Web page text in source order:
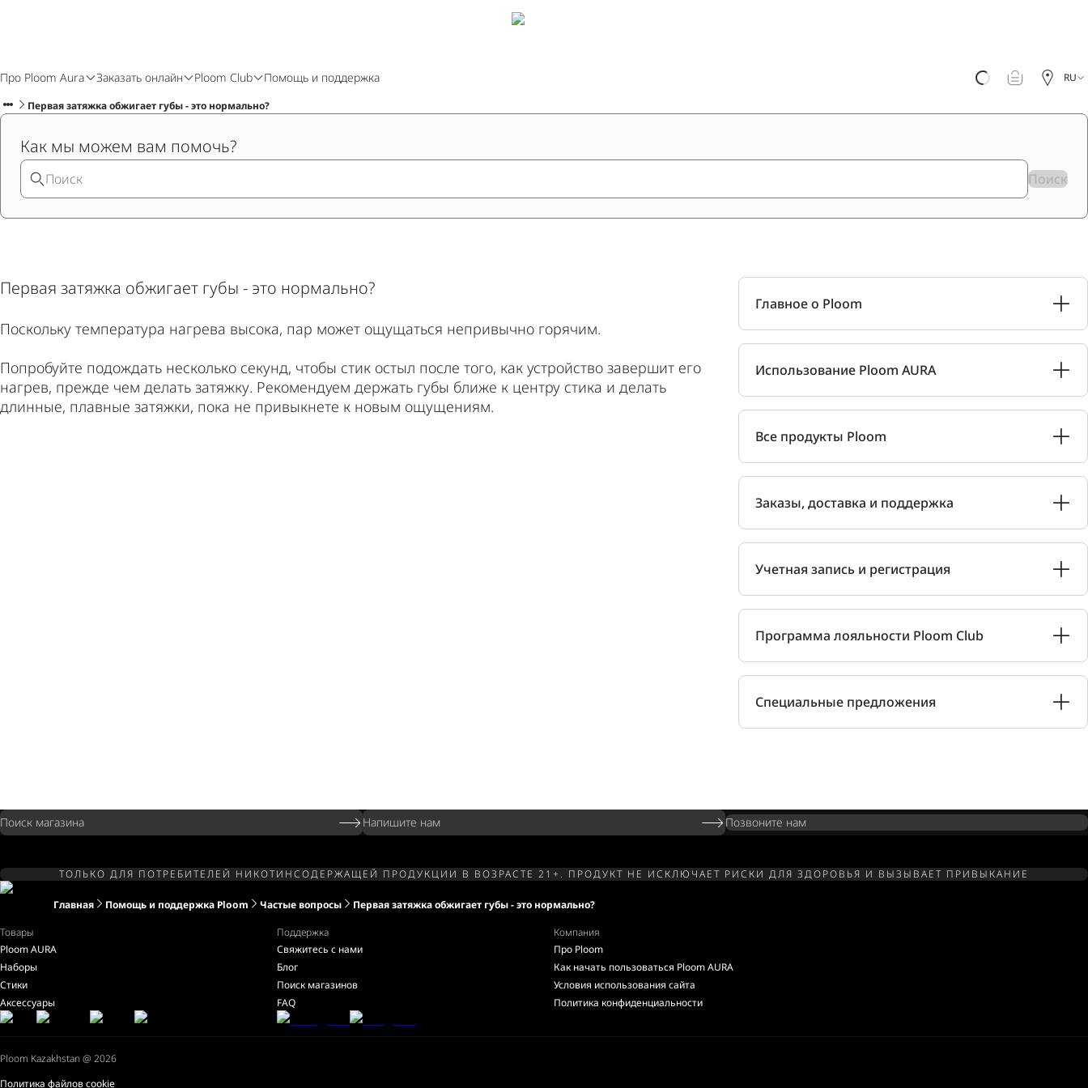
Про Ploom Aura Заказать онлайн Ploom Club Помощь и поддержка RU
Первая затяжка обжигает губы - это нормально?
Как мы можем вам помочь?
Поиск
Первая затяжка обжигает губы - это нормально?
Поскольку температура нагрева высока, пар может ощущаться непривычно горячим.
Попробуйте подождать несколько секунд, чтобы стик остыл после того, как устройство завершит его
нагрев, прежде чем делать затяжку. Рекомендуем держать губы ближе к центру стика и делать
длинные, плавные затяжки, пока не привыкнете к новым ощущениям.
Главное о Ploom
Использование Ploom AURA
Все продукты Ploom
Заказы, доставка и поддержка
Учетная запись и регистрация
Программа лояльности Ploom Club
Специальные предложения
Поиск магазина Напишите нам Позвоните нам
ТОЛЬКО ДЛЯ ПОТРЕБИТЕЛЕЙ НИКОТИНСОДЕРЖАЩЕЙ ПРОДУКЦИИ В ВОЗРАСТЕ 21+. ПРОДУКТ НЕ ИСКЛЮЧАЕТ РИСКИ ДЛЯ ЗДОРОВЬЯ И ВЫЗЫВАЕТ ПРИВЫКАНИЕ
Главная Помощь и поддержка Ploom Частые вопросы
Первая затяжка обжигает губы - это нормально?
Товары
Ploom AURA
Наборы
Стики
Аксессуары
Поддержка
Свяжитесь с нами
Блог
Поиск магазинов
FAQ
Компания
Про Ploom
Как начать пользоваться Ploom AURA
Условия использования сайта
Политика конфиденциальности
Ploom Kazakhstan @ 2026
Политика файлов сookie